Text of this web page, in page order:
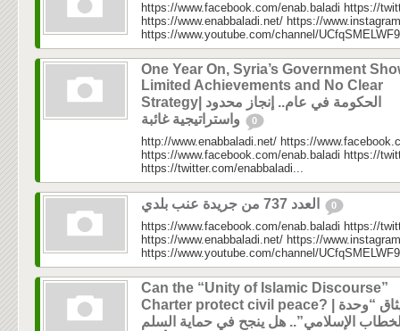
https://www.facebook.com/enab.baladi https://
https://www.enabbaladi.net/ https://
https://www.youtube.com/channel/
One Year On, Syria’s Government
Limited Achievements and No Clear
Strategy| الحكومة في عام.. إنجاز محدود
0
http://www.enabbaladi.net/ https://
https://www.facebook.com/enab.baladi https://
https://twitter.com/enabbaladi...
0
https://www.facebook.com/enab.baladi https://
https://www.enabbaladi.net/ https://
https://www.youtube.com/channel/
Can the “Unity of Islamic Discourse”
Charter protect civil peace? | ميثاق “وحدة
الإسلامي”.. هل ينجح في حماية السلم